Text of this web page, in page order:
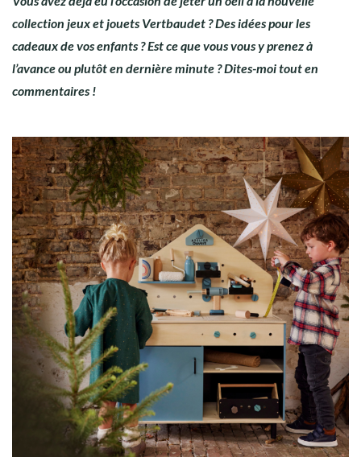
collection jeux et jouets Vertbaudet ? Des idées pour les
cadeaux de vos enfants ? Est ce que vous vous y prenez à
l’avance ou plutôt en dernière minute ? Dites-moi tout en
commentaires !